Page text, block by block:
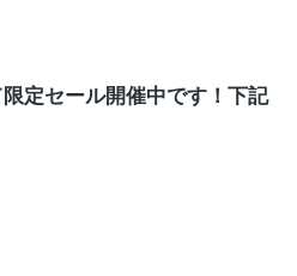
定セール開催中です！下記